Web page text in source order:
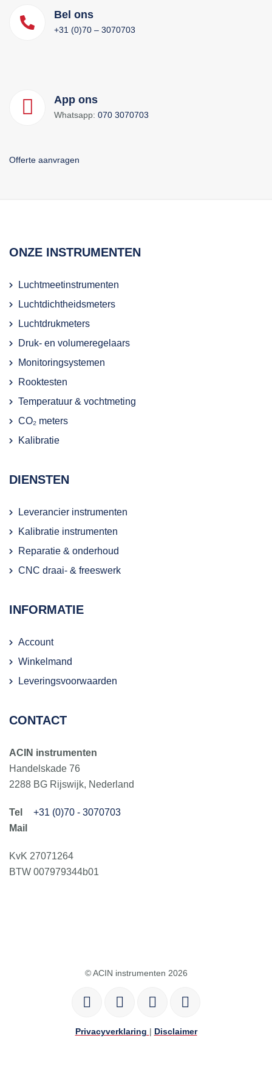
Bel ons
+31 (0)70 – 3070703
App ons
Whatsapp: 070 3070703
Offerte aanvragen
ONZE INSTRUMENTEN
Luchtmeetinstrumenten
Luchtdichtheidsmeters
Luchtdrukmeters
Druk- en volumeregelaars
Monitoringsystemen
Rooktesten
Temperatuur & vochtmeting
CO₂ meters
Kalibratie
DIENSTEN
Leverancier instrumenten
Kalibratie instrumenten
Reparatie & onderhoud
CNC draai- & freeswerk
INFORMATIE
Account
Winkelmand
Leveringsvoorwaarden
CONTACT
ACIN instrumenten
Handelskade 76
2288 BG Rijswijk, Nederland
+31 (0)70 - 3070703
KvK 27071264
BTW 007979344b01
© ACIN instrumenten 2026
Privacyverklaring | Disclaimer